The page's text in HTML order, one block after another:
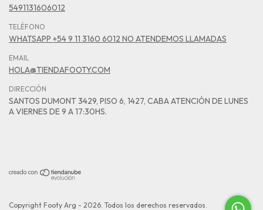
5491131606012
TELÉFONO
WHATSAPP +54 9 11 3160 6012 NO ATENDEMOS LLAMADAS
EMAIL
HOLA@TIENDAFOOTY.COM
DIRECCIÓN
SANTOS DUMONT 3429, PISO 6, 1427, CABA ATENCIÓN DE LUNES
A VIERNES DE 9 A 17:30HS.
Copyright Footy Arg - 2026. Todos los derechos reservados.